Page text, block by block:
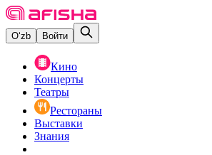
O‘zb Войти
Кино
Концерты
Театры
Рестораны
Выставки
Знания